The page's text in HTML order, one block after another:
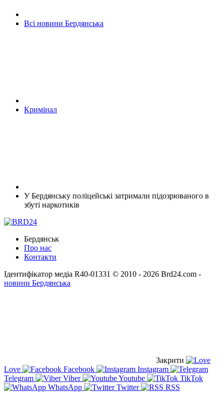
Всі новини Бердянська
Кримінал
У Бердянську поліцейські затримали підозрюваного в
збуті наркотиків
Бердянськ
Про нас
Контакти
Ідентифікатор медіа R40-01331 © 2010 - 2026 Brd24.com -
новини Бердянська
Закрити
Love
Facebook
Instagram
Telegram
Viber Youtube
TikTok
WhatsApp
Twitter RSS